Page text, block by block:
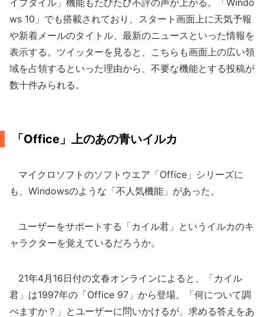
イブタイル」機能もたびたび不評の声が上がる。「Windo
ws 10」でも搭載されており、スタート画面上に天気予報
や新着メールのタイトル、最新のニュースといった情報を
表示する。ツイッターを見ると、こちらも画面上の広い領
域を占領するといった理由から、不要な機能とする投稿が
数十件みられる。
「Office」上のあの青いイルカ
マイクロソフトのソフトウエア「Office」シリーズに
も、Windowsのような「不人気機能」があった。
ユーザーをサポートする「カイル君」というイルカのキ
ャラクターを覚えているだろうか。
21年4月16日付の文春オンラインによると、「カイル
君」は1997年の「Office 97」から登場。「何について調
べますか？」とユーザーに問いかけるが、求める答えをあ